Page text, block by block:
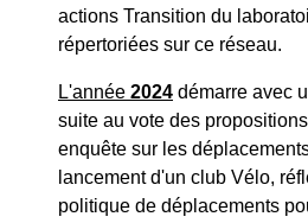
actions Transition du
répertoriées sur ce réseau.
L'année 2024 démarre avec
suite au vote des
enquête sur les
lancement d'un club Vélo,
politique de déplacements